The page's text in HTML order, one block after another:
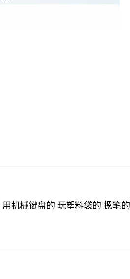
用机械键盘的 玩塑料袋的 摁笔的